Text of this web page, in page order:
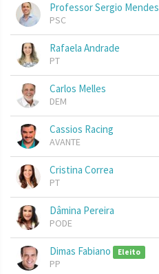
Professor Sergio Mendes
PSC
Rafaela Andrade
PT
Carlos Melles
DEM
Cassios Racing
AVANTE
Cristina Correa
PT
Dâmina Pereira
PODE
Dimas Fabiano Eleito
PP